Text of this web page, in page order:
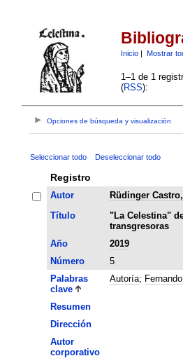
Inicio| Mostrar
1–1 de 1
(RSS):
Opciones de búsqueda y visualización
Seleccionar todo Deseleccionar todo
Registro
Autor
Rüdinger
Título
"La Celestina"
transgresoras
Año
2019
Número
5
Palabras
clave
Autoría;
Resumen
Dirección
Autor
corporativo